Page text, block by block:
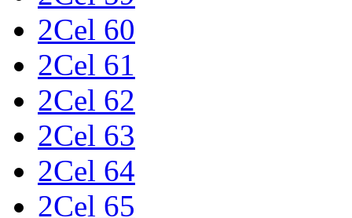
2Cel 60
2Cel 61
2Cel 62
2Cel 63
2Cel 64
2Cel 65